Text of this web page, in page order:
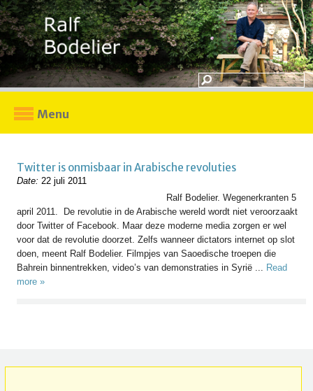
Menu
Twitter is onmisbaar in Arabische revoluties
Date: 22 juli 2011
Ralf Bodelier. Wegenerkranten 5
april 2011. De revolutie in de Arabische wereld wordt niet veroorzaakt
door Twitter of Facebook. Maar deze moderne media zorgen er wel
voor dat de revolutie doorzet. Zelfs wanneer dictators internet op slot
doen, meent Ralf Bodelier. Filmpjes van Saoedische troepen die
Bahrein binnentrekken, video’s van demonstraties in Syrië ... Read
more »